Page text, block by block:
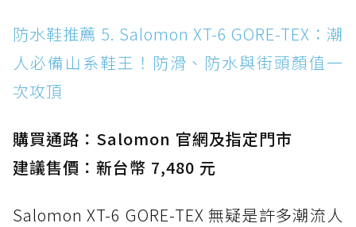
防水鞋推薦 5. Salomon XT-6 GORE-TEX：潮
人必備山系鞋王！防滑、防水與街頭顏值一
次攻頂
購買通路：Salomon 官網及指定門市
建議售價：新台幣 7,480 元
Salomon XT-6 GORE-TEX 無疑是許多潮流人